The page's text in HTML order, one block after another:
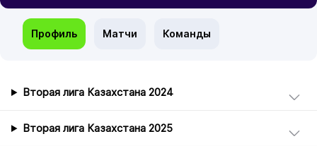
Профиль Матчи Команды
Вторая лига Казахстана 2024
Вторая лига Казахстана 2025